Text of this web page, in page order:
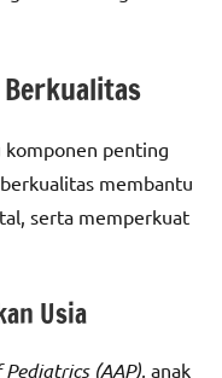
komponen penting
membantu
serta memperkuat
Usia
(AAP) , anak